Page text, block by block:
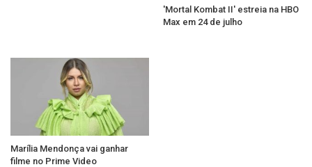
'Mortal Kombat II' estreia na HBO
Max em 24 de julho
Marília Mendonça vai ganhar
filme no Prime Video